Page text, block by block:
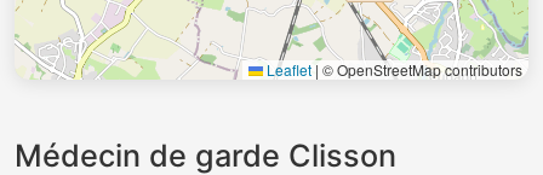
Leaflet | © OpenStreetMap contributors
Médecin de garde Clisson